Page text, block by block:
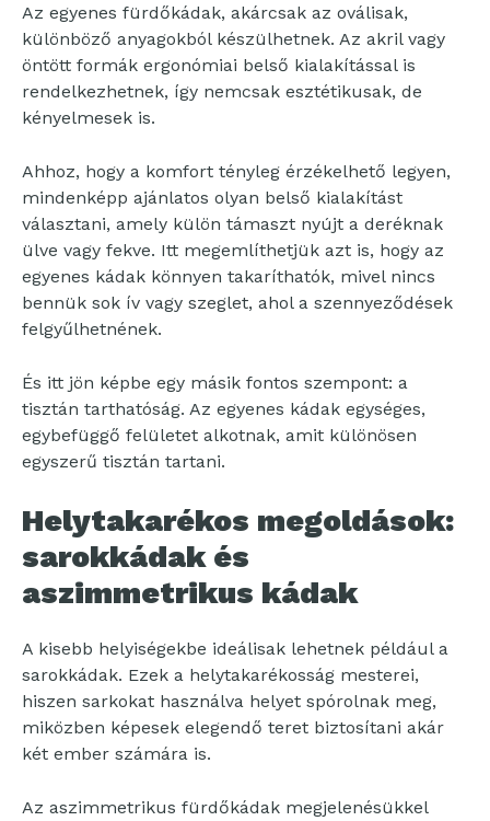
Az egyenes fürdőkádak, akárcsak az oválisak,
különböző anyagokból készülhetnek. Az akril vagy
öntött formák ergonómiai belső kialakítással is
rendelkezhetnek, így nemcsak esztétikusak, de
kényelmesek is.
Ahhoz, hogy a komfort tényleg érzékelhető legyen,
mindenképp ajánlatos olyan belső kialakítást
választani, amely külön támaszt nyújt a deréknak
ülve vagy fekve. Itt megemlíthetjük azt is, hogy az
egyenes kádak könnyen takaríthatók, mivel nincs
bennük sok ív vagy szeglet, ahol a szennyeződések
felgyűlhetnének.
És itt jön képbe egy másik fontos szempont: a
tisztán tarthatóság. Az egyenes kádak egységes,
egybefüggő felületet alkotnak, amit különösen
egyszerű tisztán tartani.
Helytakarékos megoldások:
sarokkádak és
aszimmetrikus kádak
A kisebb helyiségekbe ideálisak lehetnek például a
sarokkádak. Ezek a helytakarékosság mesterei,
hiszen sarkokat használva helyet spórolnak meg,
miközben képesek elegendő teret biztosítani akár
két ember számára is.
Az aszimmetrikus fürdőkádak megjelenésükkel